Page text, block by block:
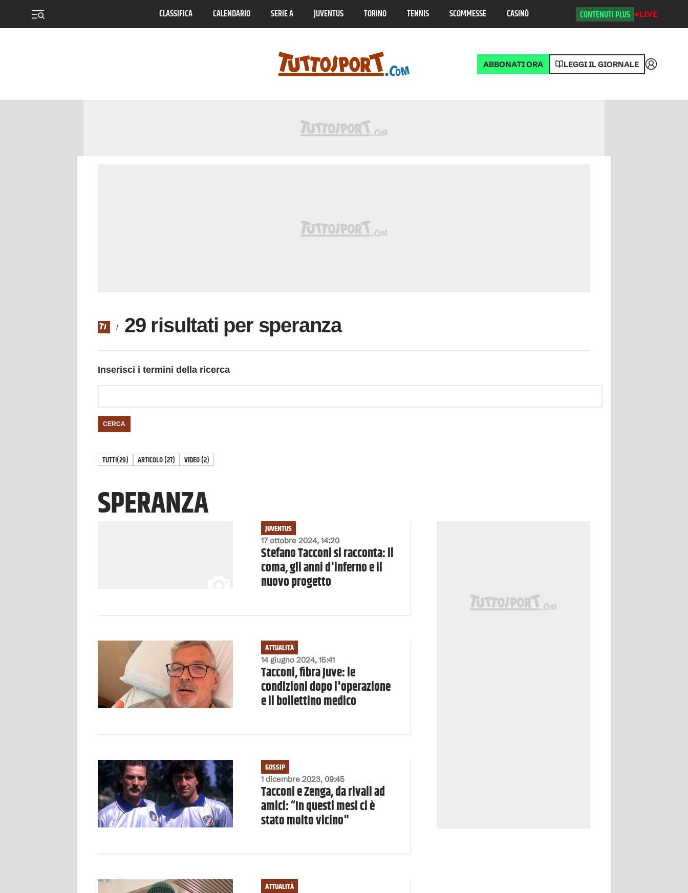
CLASSIFICA CALENDARIO SERIE A JUVENTUS TORINO TENNIS SCOMMESSE CASINÒ CONTENUTI PLUS LIVE
ABBONATI ORA LEGGI IL GIORNALE Accedi
/ 29 risultati per speranza
Inserisci i termini della ricerca
CERCA
TUTTI(29) ARTICOLO(27) VIDEO(2)
SPERANZA
17 ottobre 2024, 14:20
JUVENTUS
Stefano Tacconi si racconta: il
coma, gli anni d'inferno e il
nuovo progetto
14 giugno 2024, 15:41
ATTUALITÀ
Tacconi, fibra Juve: le
condizioni dopo l'operazione
e il bollettino medico
1 dicembre 2023, 09:45
GOSSIP
Tacconi e Zenga, da rivali ad
amici: “In questi mesi ci è
stato molto vicino"
ATTUALITÀ